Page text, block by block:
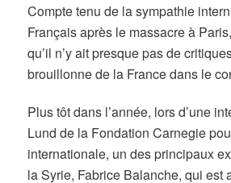
Compte tenu de la sympathie
Français après le massacre à
qu’il n’y ait presque pas de
brouillonne de la France dans le
Plus tôt dans l’année, lors d’une
Lund de la Fondation Carnegie
internationale, un des principaux
la Syrie, Fabrice Balanche, qui est